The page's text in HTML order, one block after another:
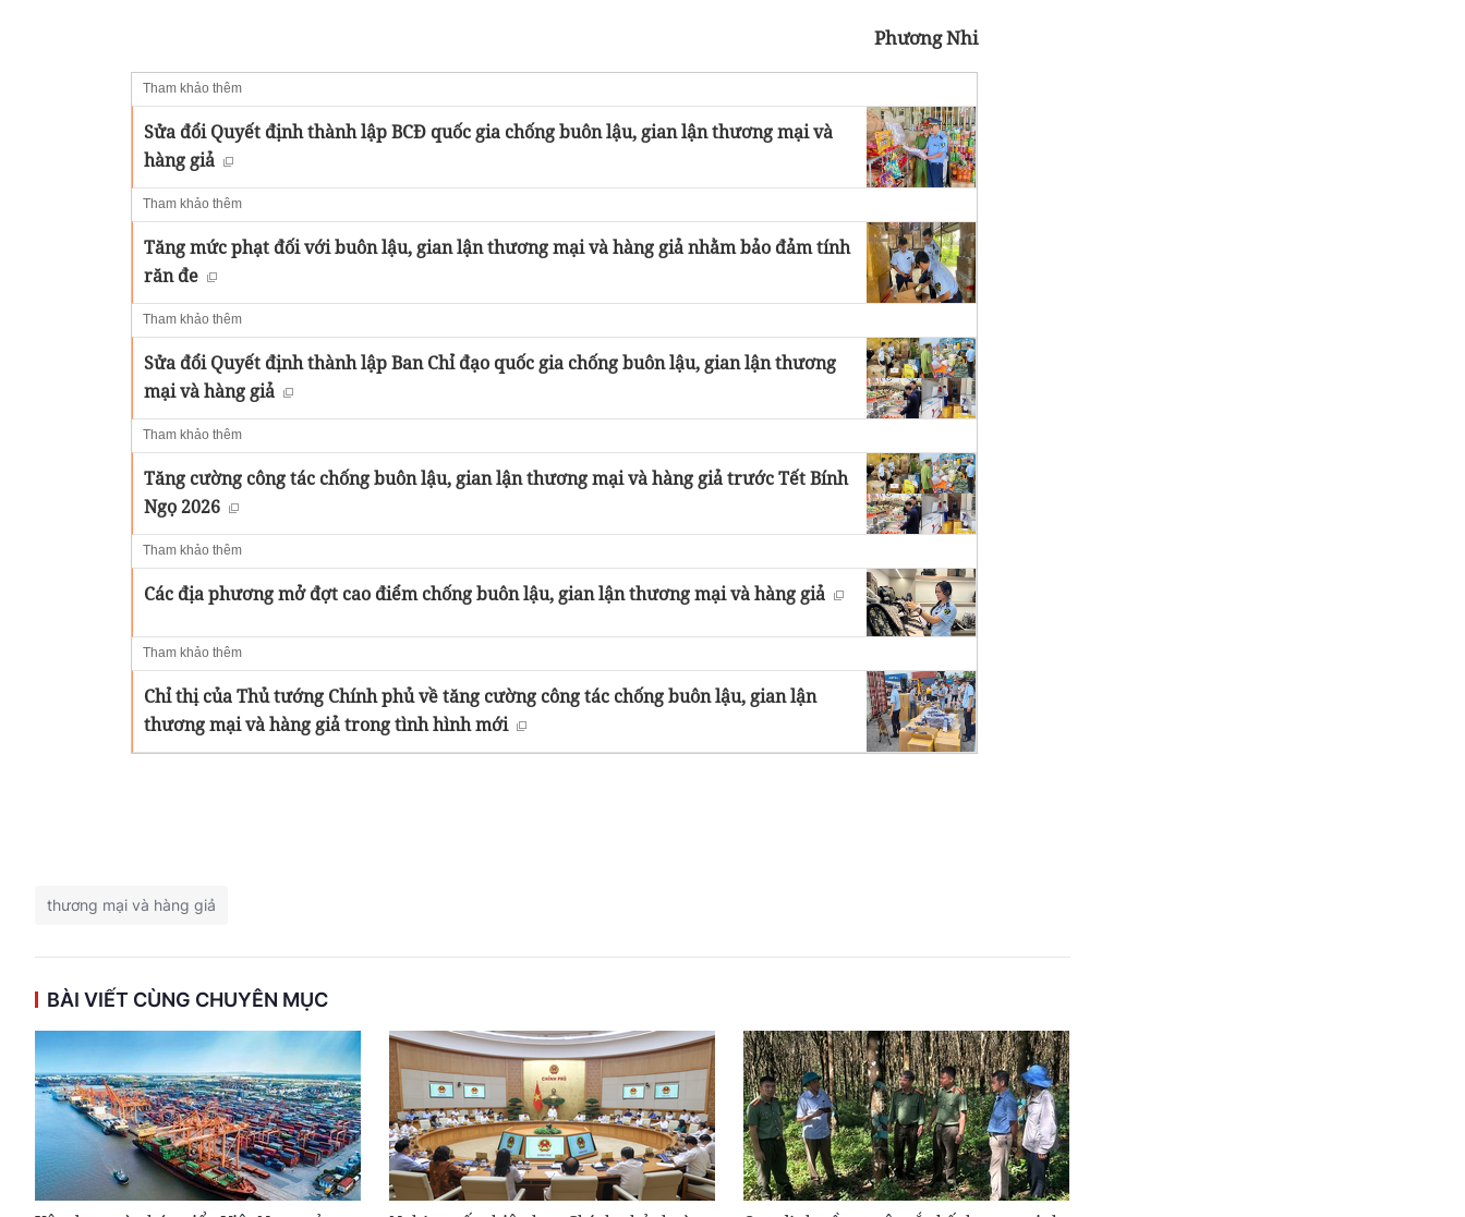
Phương Nhi
Tham khảo thêm
Sửa đổi Quyết định thành lập BCĐ quốc gia chống buôn lậu, gian lận thương mại và
hàng giả
Tham khảo thêm
Tăng mức phạt đối với buôn lậu, gian lận thương mại và hàng giả nhằm bảo đảm tính
răn đe
Tham khảo thêm
Sửa đổi Quyết định thành lập Ban Chỉ đạo quốc gia chống buôn lậu, gian lận thương
mại và hàng giả
Tham khảo thêm
Tăng cường công tác chống buôn lậu, gian lận thương mại và hàng giả trước Tết Bính
Ngọ 2026
Tham khảo thêm
Các địa phương mở đợt cao điểm chống buôn lậu, gian lận thương mại và hàng giả
Tham khảo thêm
Chỉ thị của Thủ tướng Chính phủ về tăng cường công tác chống buôn lậu, gian lận
thương mại và hàng giả trong tình hình mới
thương mại và hàng giả
BÀI VIẾT CÙNG CHUYÊN MỤC